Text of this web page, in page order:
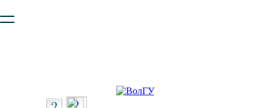
безопасную работу с сайтом. Пожалуйста